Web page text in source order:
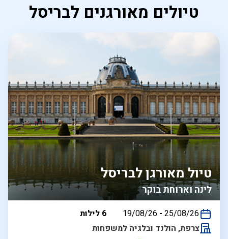
טיולים מאורגנים לבריסל
לינה וארוחת בוקר
טיול מאורגן לבריסל
בין
19/08/26 - 25/08/26
6 לילות
צרפת, הולנד ובלגיה למשפחות